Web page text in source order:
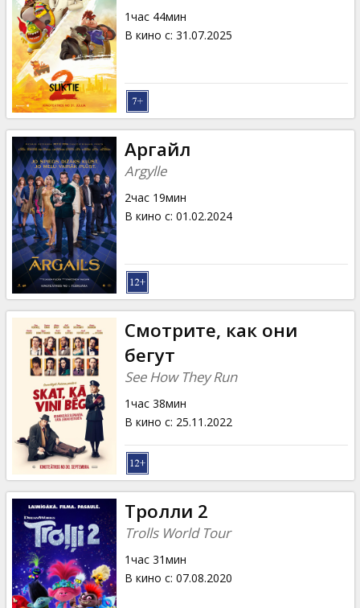
1час 44мин
В кино с: 31.07.2025
Аргайл
Argylle
2час 19мин
В кино с: 01.02.2024
Смотрите, как они
бегут
See How They Run
1час 38мин
В кино с: 25.11.2022
Тролли 2
Trolls World Tour
1час 31мин
В кино с: 07.08.2020